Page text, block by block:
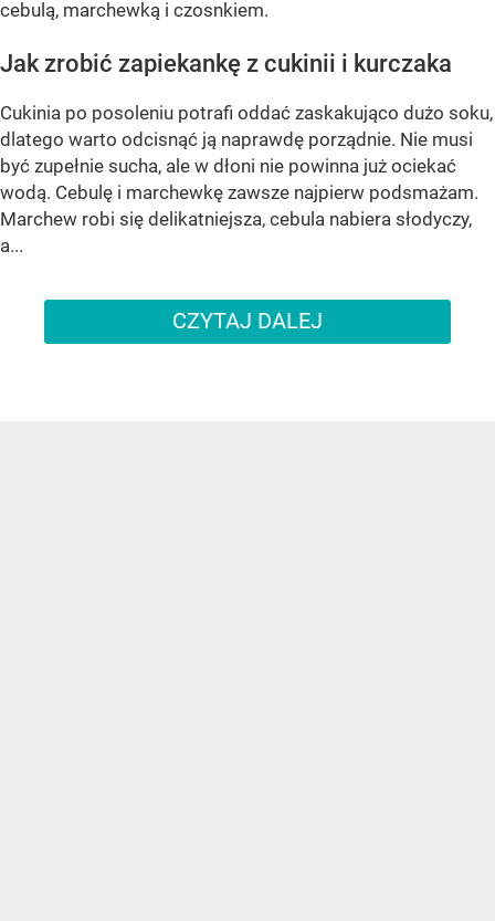
cebulą, marchewką i czosnkiem.
Jak zrobić zapiekankę z cukinii i kurczaka
Cukinia po posoleniu potrafi oddać zaskakująco dużo soku,
dlatego warto odcisnąć ją naprawdę porządnie. Nie musi
być zupełnie sucha, ale w dłoni nie powinna już ociekać
wodą. Cebulę i marchewkę zawsze najpierw podsmażam.
Marchew robi się delikatniejsza, cebula nabiera słodyczy,
a...
CZYTAJ DALEJ